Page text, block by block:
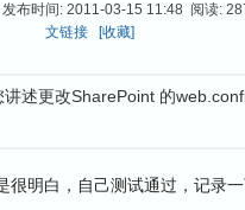
发布时间: 2011-03-15 11:48 阅读:
文链接
[收藏]
讲述更改SharePoint 的
明白，自己测试通过，记录一